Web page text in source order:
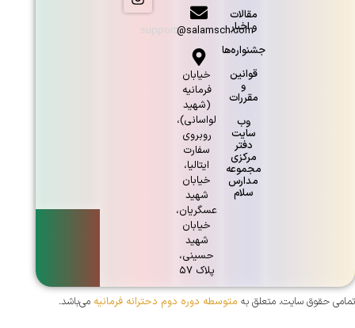
مقالات
و اخبار
جشنواره‌ها
قوانین
و
مقررات
وب
سایت
دفتر
مرکزی
مجموعه
مدارس
سلام
support@salamsch.com
خيابان
فرمانيه
(شهيد
لواسانی)،
روبروی
سفارت
ايتاليا،
خيابان
شهيد
عسگريان،
خيابان
شهيد
حسينی،
پلاک ۵۷
تمامی حقوق سایت، متعلق به متوسطه دوره دوم دحترانه فرمانیه می‌باشد.